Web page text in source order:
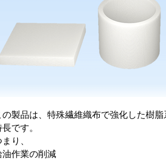
の製品は、特殊繊維織布で強化した樹
です。
り、
油作業の削減